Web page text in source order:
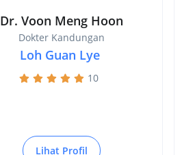
Dr. Voon Meng Hoon
Dokter Kandungan
Loh Guan Lye
10
Lihat Profil